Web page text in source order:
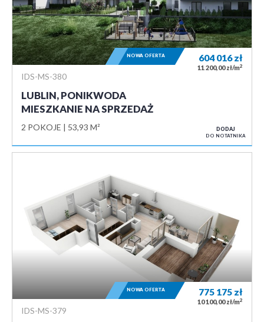
IDS-MS-380
LUBLIN, PONIKWODA
MIESZKANIE NA SPRZEDAŻ
2 POKOJE 53,93 M²
604 016zł
11 200,00 zł/m2
NOWA OFERTA
DODAJ
DO NOTATNIKA
IDS-MS-379
775 175 zł
10 100,00 zł/m2
NOWA OFERTA